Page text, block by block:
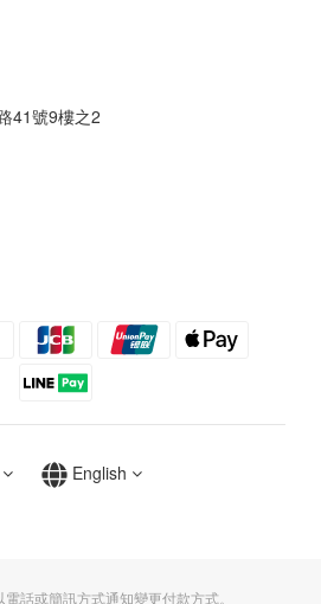
41號9樓之2
English
話或簡訊方式通知變更付款方式。